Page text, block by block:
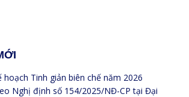
hoạch Tinh giản biên chế năm 2026
Nghị định số 154/2025/NĐ-CP tại Đại